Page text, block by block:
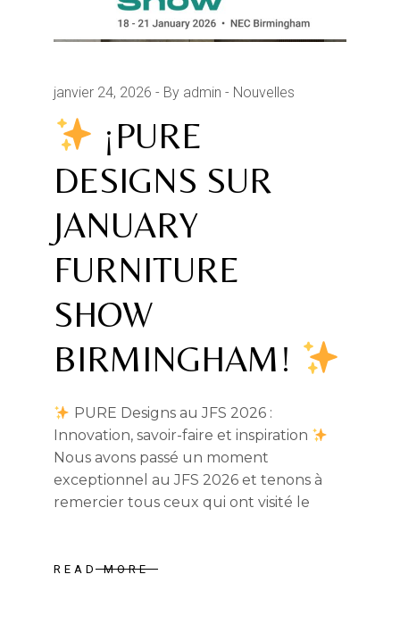
janvier 24, 2026 By admin Nouvelles
¡PURE
DESIGNS SUR
JANUARY
FURNITURE
SHOW
BIRMINGHAM!
PURE Designs au JFS 2026 :
Innovation, savoir-faire et inspiration
Nous avons passé un moment
exceptionnel au JFS 2026 et tenons à
remercier tous ceux qui ont visité le
READ MORE